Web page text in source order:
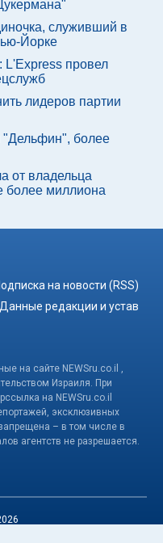
служивший в
Йорке
L'Express провел
лидеров партии
"Дельфин", более
от владельца
более миллиона
на новости (RSS)
Данные редакции и устав
на сайте NEWSru.co.il ,
Израиля. При
на NEWSru.co.il
эксклюзивных
– в том числе в
агентств не разрешается.